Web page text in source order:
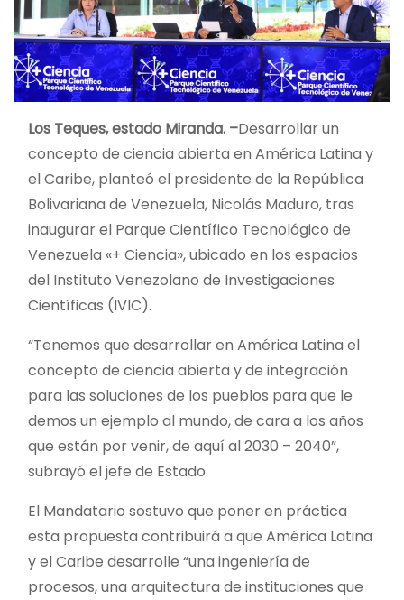
Los Teques, estado Miranda. –Desarrollar un
concepto de ciencia abierta en América Latina y
el Caribe, planteó el presidente de la República
Bolivariana de Venezuela, Nicolás Maduro, tras
inaugurar el Parque Científico Tecnológico de
Venezuela «+ Ciencia», ubicado en los espacios
del Instituto Venezolano de Investigaciones
Científicas (IVIC).
“Tenemos que desarrollar en América Latina el
concepto de ciencia abierta y de integración
para las soluciones de los pueblos para que le
demos un ejemplo al mundo, de cara a los años
que están por venir, de aquí al 2030 – 2040”,
subrayó el jefe de Estado.
El Mandatario sostuvo que poner en práctica
esta propuesta contribuirá a que América Latina
y el Caribe desarrolle “una ingeniería de
procesos, una arquitectura de instituciones que